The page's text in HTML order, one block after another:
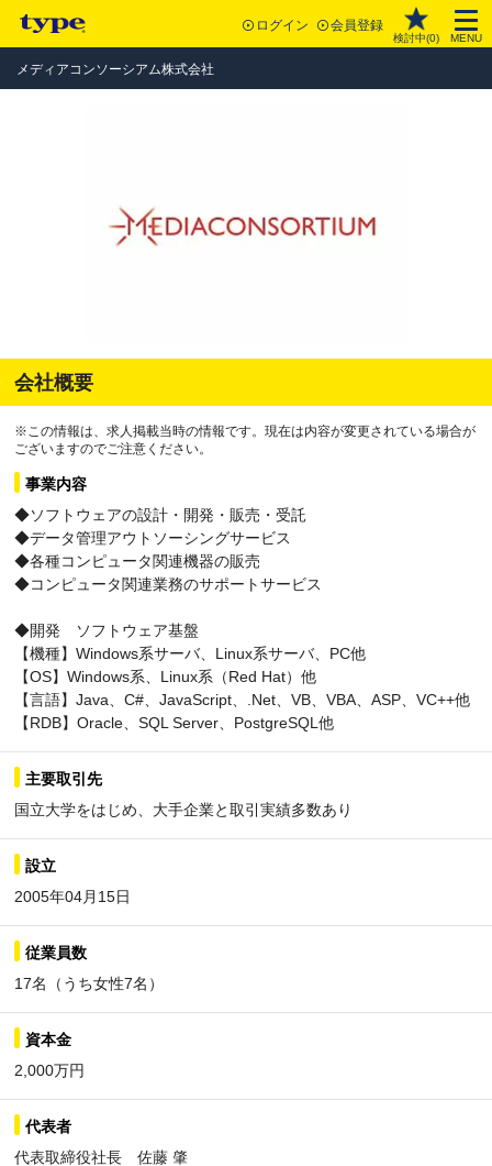
ログイン 会員登録
検討中(0) MENU
メディアコンソーシアム株式会社
会社概要
※この情報は、求人掲載当時の情報です。現在は内容が変更されている場合が
ございますのでご注意ください。
事業内容
◆ソフトウェアの設計・開発・販売・受託
◆データ管理アウトソーシングサービス
◆各種コンピュータ関連機器の販売
◆コンピュータ関連業務のサポートサービス
◆開発 ソフトウェア基盤
【機種】Windows系サーバ、Linux系サーバ、PC他
【OS】Windows系、Linux系（Red Hat）他
【言語】Java、C#、JavaScript、.Net、VB、VBA、ASP、VC++他
【RDB】Oracle、SQL Server、PostgreSQL他
主要取引先
国立大学をはじめ、大手企業と取引実績多数あり
設立
2005年04月15日
従業員数
17名（うち女性7名）
資本金
2,000万円
代表者
代表取締役社長 佐藤 肇